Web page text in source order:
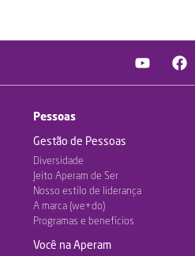
Pessoas
Gestão de Pessoas
Diversidade
Jeito Aperam de Ser
Nosso estilo de liderança
A marca (we+do)
Programas e benefícios
Você na Aperam